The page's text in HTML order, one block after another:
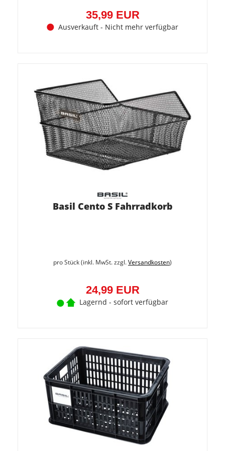
35,99 EUR
Ausverkauft - Nicht mehr verfügbar
Basil Cento S Fahrradkorb
pro Stück (inkl. MwSt. zzgl.Versandkosten)
24,99 EUR
Lagernd - sofort verfügbar